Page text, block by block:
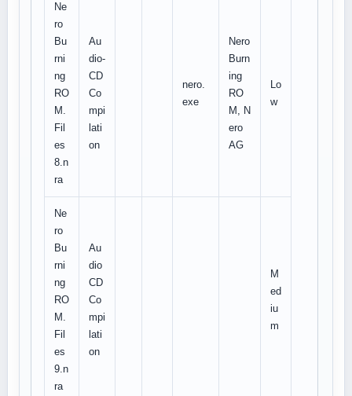
Ne
ro
Bu
rni
ng
RO
M.
Fil
es
8.n
ra
Au
dio-
CD
Co
mpi
lati
on
nero.
exe
Nero
Burn
ing
RO
M, N
ero
AG
Lo
w
Ne
ro
Bu
rni
ng
RO
M.
Fil
es
9.n
ra
Au
dio
CD
Co
mpi
lati
on
M
ed
iu
m